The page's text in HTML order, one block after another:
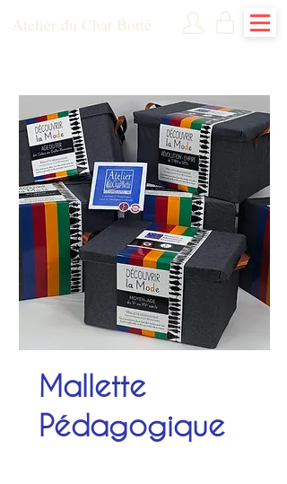
Atelier du Chat Botté
Mallette
Pédagogique